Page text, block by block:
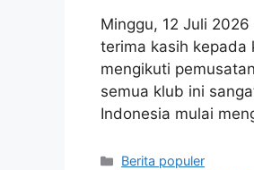
Minggu, 12 Juli
terima kasih kepada
mengikuti
semua klub ini
Indonesia mulai
Kategori
Berita populer